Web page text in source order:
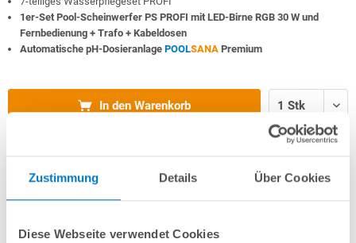
Zustimmung Details Über Cookies
Diese Webseite verwendet Cookies
1er-Set Pool-Scheinwerfer PS PROFI mit LED-Birne RGB 30 W und
Fernbedienung + Trafo + Kabeldosen
Automatische pH-Dosieranlage POOLSANA Premium
In den Warenkorb
Merken
Fragen? Wir helfen Ihnen gerne weiter:
info(at)poolsana.de